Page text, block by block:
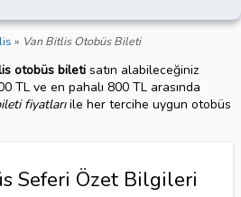
» Van Bitlis Otobüs Bileti
otobüs biletisatın alabileceğiniz
TL ve en pahalı 800 TL arasında
fiyatlarıile her tercihe uygun otobüs
Seferi Özet Bilgileri